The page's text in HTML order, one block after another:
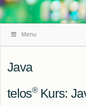
Navigation
Menu
Java
telos®Kurs: